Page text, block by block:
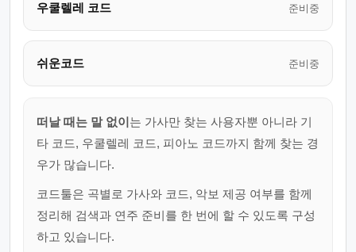
우쿨렐레 코드 준비중
쉬운코드 준비중
떠날 때는 말 없이는 가사만 찾는 사용자뿐 아니라 기
타 코드, 우쿨렐레 코드, 피아노 코드까지 함께 찾는 경
우가 많습니다.
코드툴은 곡별로 가사와 코드, 악보 제공 여부를 함께
정리해 검색과 연주 준비를 한 번에 할 수 있도록 구성
하고 있습니다.